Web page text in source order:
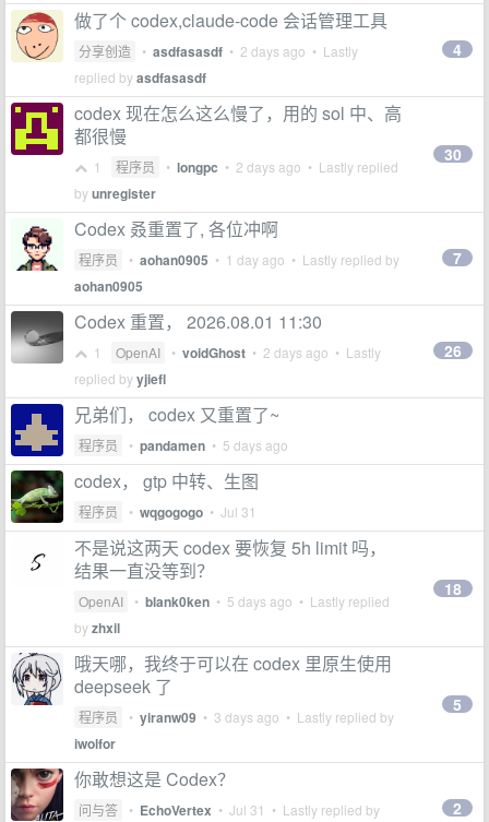
做了个 codex,claude-code 会话管理工具
分享创造 • asdfasasdf • 2 days ago • Lastly
replied byasdfasasdf
4
codex 现在怎么这么慢了，用的 sol 中、高
都很慢
1 程序员 • longpc • 2 days ago • Lastly replied
byunregister
30
Codex 叒重置了, 各位冲啊
程序员 • aohan0905 • 1 day ago • Lastly replied by
aohan0905
7
Codex 重置， 2026.08.01 11:30
1 OpenAI • voidGhost • 2 days ago • Lastly
replied byyjiefl
26
兄弟们， codex 又重置了~
程序员 • pandamen • 5 days ago
codex， gtp 中转、生图
程序员 • wqgogogo • Jul 31
不是说这两天 codex 要恢复 5h limit 吗，
结果一直没等到？
OpenAI • blank0ken • 5 days ago • Lastly replied
byzhxil
18
哦天哪，我终于可以在 codex 里原生使用
deepseek 了
程序员 • yiranw09 • 3 days ago • Lastly replied by
iwolfor
5
你敢想这是 Codex？
问与答 • EchoVertex • Jul 31 • Lastly replied by 2